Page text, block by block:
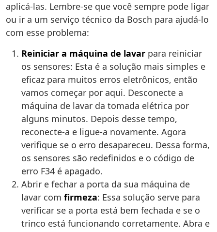
aplicá-las. Lembre-se que você sempre pode ligar
ou ir a um serviço técnico da Bosch para ajudá-lo
com esse problema:
Reiniciar a máquina de lavar para reiniciar
os sensores: Esta é a solução mais simples e
eficaz para muitos erros eletrônicos, então
vamos começar por aqui. Desconecte a
máquina de lavar da tomada elétrica por
alguns minutos. Depois desse tempo,
reconecte-a e ligue-a novamente. Agora
verifique se o erro desapareceu. Dessa forma,
os sensores são redefinidos e o código de
erro F34 é apagado.
Abrir e fechar a porta da sua máquina de
lavar com firmeza: Essa solução serve para
verificar se a porta está bem fechada e se o
trinco está funcionando corretamente. Abra e